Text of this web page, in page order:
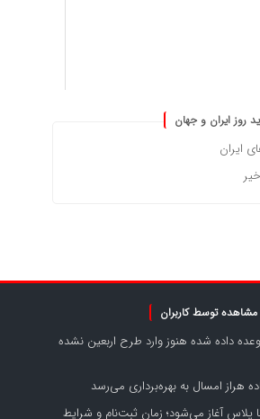
روز ایران و جهان
ایران
توسط کاربران
وعده داده شده هنوز وارد طرح اربعین نشده
هراز امسال به بهره‌برداری می‌رسد
پلاس آغاز می‌شود؛ زمان ثبت‌نام و شرایط